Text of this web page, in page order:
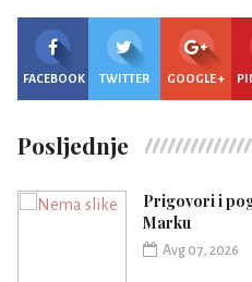
FACEBOOK TWITTER GOOGLE +
Posljednje
Prigovori i
Marku
Avg 07, 2026